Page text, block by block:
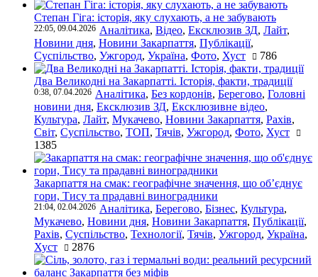
Степан Гіга: історія, яку слухають, а не забувають
22:05, 09.04.2026 Аналітика, Відео, Ексклюзив ЗД, Лайт,
Новини дня, Новини Закарпаття, Публікації,
Суспільство, Ужгород, Україна, Фото, Хуст 786
Два Великодні на Закарпатті. Історія, факти, традиції
0:38, 07.04.2026 Аналітика, Без кордонів, Берегово, Головні
новини дня, Ексклюзив ЗД, Ексклюзивне відео,
Культура, Лайт, Мукачево, Новини Закарпаття, Рахів,
Світ, Суспільство, ТОП, Тячів, Ужгород, Фото, Хуст
1385
Закарпаття на смак: географічне значення, що об’єднує
гори, Тису та прадавні виноградники
21:04, 02.04.2026 Аналітика, Берегово, Бізнес, Культура,
Мукачево, Новини дня, Новини Закарпаття, Публікації,
Рахів, Суспільство, Технології, Тячів, Ужгород, Україна,
Хуст
2876